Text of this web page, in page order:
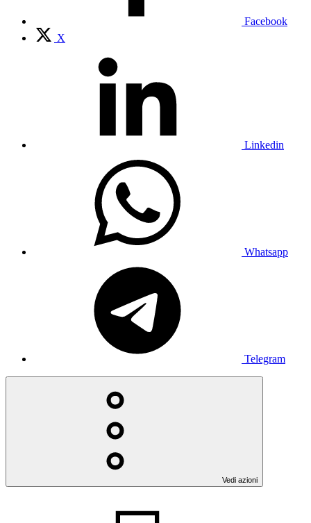
Facebook
X
Linkedin
Whatsapp
Telegram
Vedi azioni